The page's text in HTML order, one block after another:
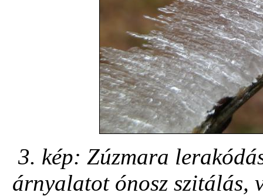
3. kép: Zúzmara
árnyalatot ónosz szitálás,